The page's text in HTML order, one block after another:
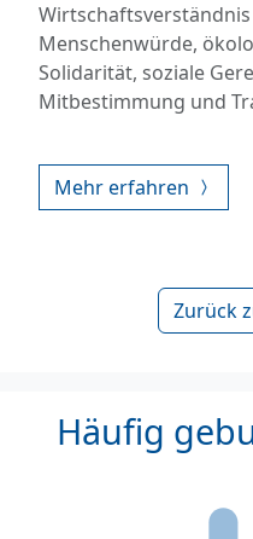
Menschenwürde,
Solidarität, soziale
Mitbestimmung und
Mehr erfahren
Zurück
Häufig